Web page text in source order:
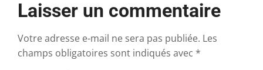
Laisser un commentaire
Votre adresse e-mail ne sera pas publiée. Les
champs obligatoires sont indiqués avec *